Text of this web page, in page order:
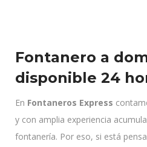
Fontanero a
disponible 24
En Fontaneros Express
y con amplia experiencia
fontanería. Por eso, si está